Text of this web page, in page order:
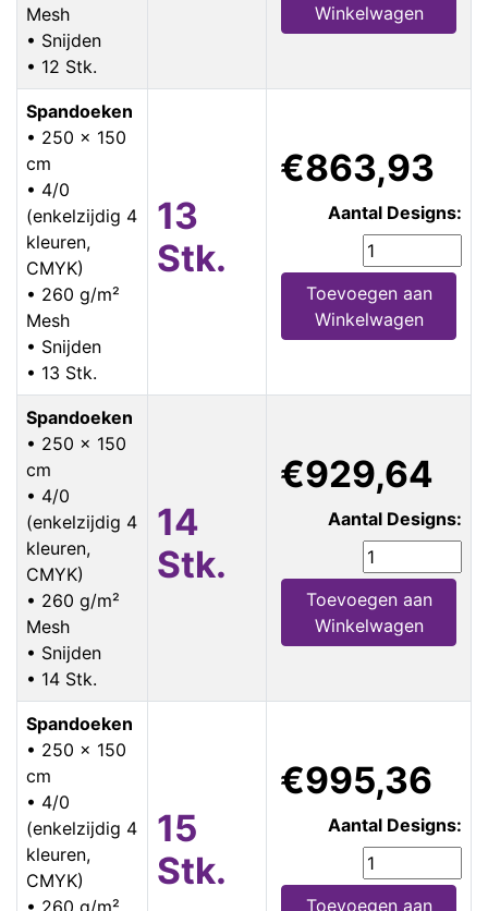
Mesh
• Snijden
• 12 Stk.
Winkelwagen
Spandoeken
• 250 x 150
cm
• 4/0
(enkelzijdig 4
kleuren,
CMYK)
• 260 g/m²
Mesh
• Snijden
• 13 Stk.
13
Stk.
€863,93
Aantal Designs:
Toevoegen aan
Winkelwagen
Spandoeken
• 250 x 150
cm
• 4/0
(enkelzijdig 4
kleuren,
CMYK)
• 260 g/m²
Mesh
• Snijden
• 14 Stk.
14
Stk.
€929,64
Aantal Designs:
Toevoegen aan
Winkelwagen
Spandoeken
• 250 x 150
cm
• 4/0
(enkelzijdig 4
kleuren,
CMYK)
• 260 g/m²
15
Stk.
€995,36
Aantal Designs:
Toevoegen aan